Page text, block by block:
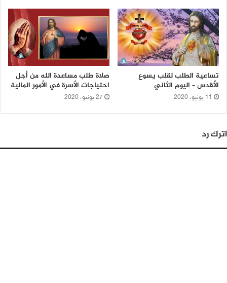
تساعية الطلب لقلب يسوع
الأقدس – اليوم الثاني
11 يونيو، 2020
صلاة طلب مساعدة الله من أجل
احتياجات الأسرة في الأمور المالية
27 يونيو، 2020
اترك رد